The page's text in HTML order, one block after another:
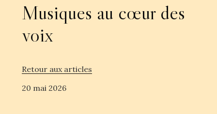
Musiques au cœur des
voix
Retour aux articles
20 mai 2026